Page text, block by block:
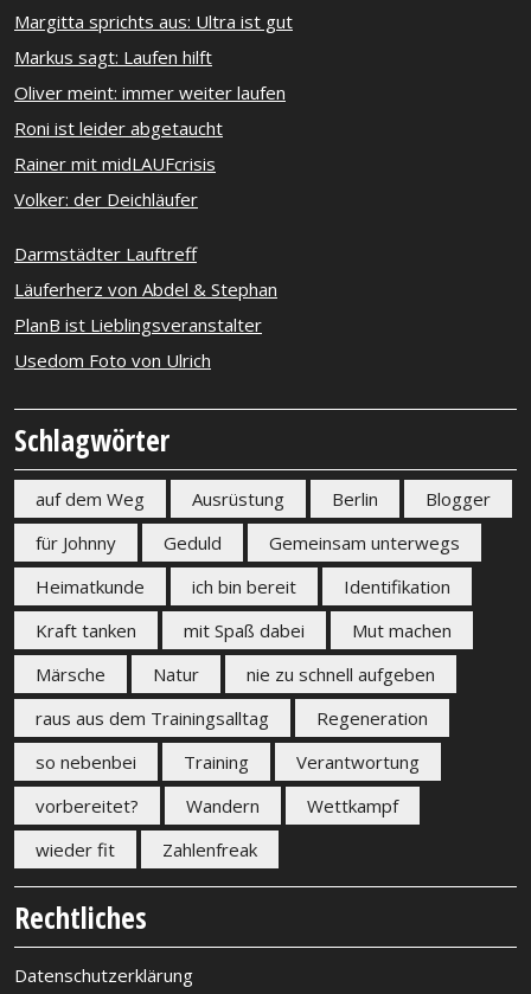
Margitta sprichts aus: Ultra ist gut
Markus sagt: Laufen hilft
Oliver meint: immer weiter laufen
Roni ist leider abgetaucht
Rainer mit midLAUFcrisis
Volker: der Deichläufer
Darmstädter Lauftreff
Läuferherz von Abdel & Stephan
PlanB ist Lieblingsveranstalter
Usedom Foto von Ulrich
Schlagwörter
auf dem Weg Ausrüstung Berlin
Blogger
für Johnny
Geduld
Gemeinsam unterwegs
Heimatkunde
ich bin bereit
Identifikation
Kraft tanken
mit Spaß dabei
Mut machen
Märsche
Natur
nie zu schnell aufgeben
raus aus dem Trainingsalltag
Regeneration
so nebenbei
Training
Verantwortung
vorbereitet?
Wandern
Wettkampf
wieder fit
Zahlenfreak
Rechtliches
Datenschutzerklärung